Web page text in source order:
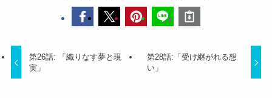
第26話: 「織りなす夢と現
実」
第28話:「受け継がれる想
い」